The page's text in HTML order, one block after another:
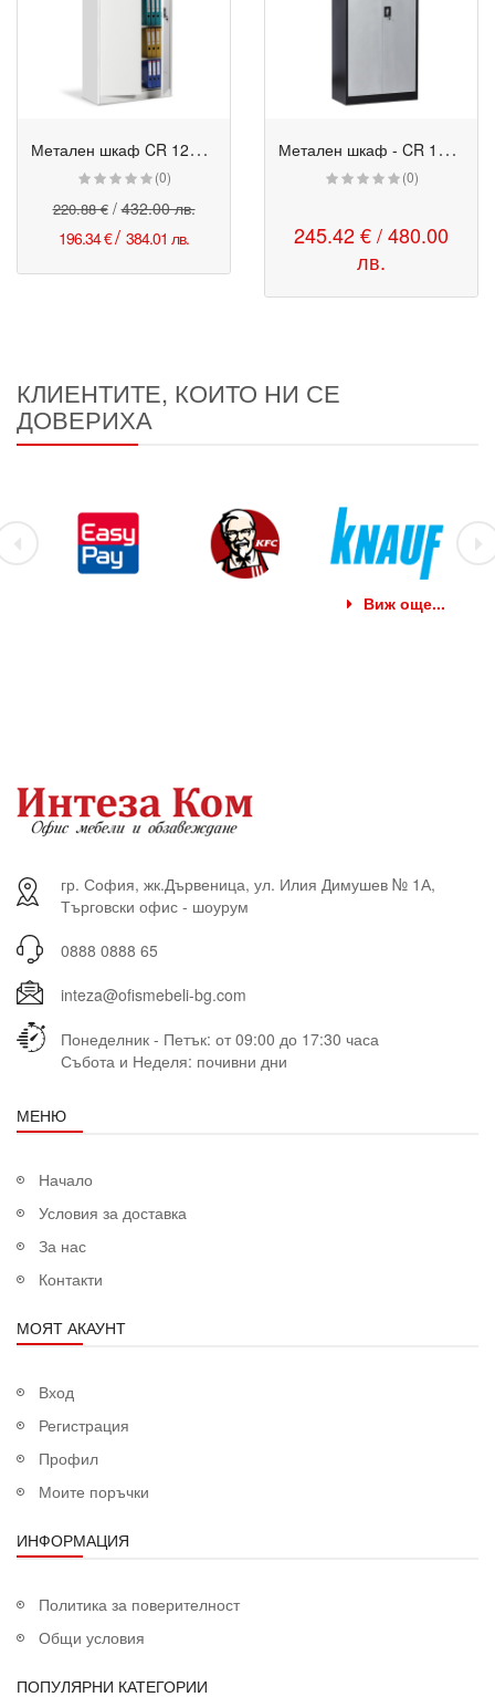
Промо М
етален шкаф CR 1235 - 900/400/1850
(0)
220.88 €/432.00 лв.
196.34 €/ 384.01 лв.
М
етален шкаф - CR 1283 JS черен-сребърен
(0)
245.42 € / 480.00
лв.
КЛИЕНТИТЕ, КОИТО НИ СЕ
ДОВЕРИХА
Виж още...
гр. София, жк.Дървеница, ул. Илия Димушев № 1А,
Търговски офис - шоурум
0888 0888 65
inteza@ofismebeli-bg.com
Понеделник - Петък: от 09:00 до 17:30 часа
Събота и Неделя: почивни дни
МЕНЮ
Начало
Условия за доставка
За нас
Контакти
МОЯТ АКАУНТ
Вход
Регистрация
Профил
Моите поръчки
ИНФОРМАЦИЯ
Политика за поверителност
Общи условия
ПОПУЛЯРНИ КАТЕГОРИИ